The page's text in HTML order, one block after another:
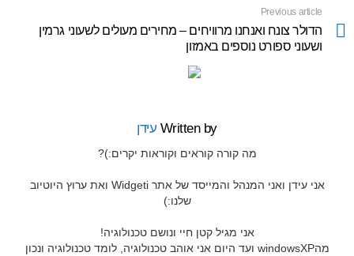
more
Previous article
הדולר צונח ואנחנו מרוויחים – מחירים מעולים לשעוני גרמין
ושעוני ספורט נוספים באמזון
Written by עידן
מה קורה קוראים וקוראות יקרים:)?
אני עידן ואני המנהל והמייסד של אתר Widgeti ואת ערוץ היוטיוב
שלנו:)
אני מגיל קטן חיי ונושם טכנולוגיה!
מהwindowsXP ועד היום אני אוהב טכנולוגיה, לומד טכנולוגיה ונכון